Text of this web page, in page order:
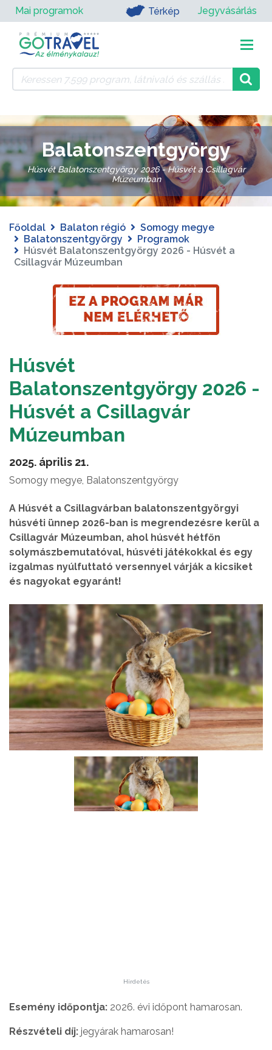
Mai programok Térkép Jegyvásárlás
Balatonszentgyörgy
Húsvét Balatonszentgyörgy 2026 - Húsvét a Csillagvár
Múzeumban
Főoldal Balaton régió
Somogy megye
Balatonszentgyörgy
Programok
Húsvét Balatonszentgyörgy 2026 - Húsvét a
Csillagvár Múzeumban
Húsvét
Balatonszentgyörgy 2026 -
Húsvét a Csillagvár
Múzeumban
2025. április 21.
Somogy megye, Balatonszentgyörgy
A Húsvét a Csillagvárban balatonszentgyörgyi
húsvéti ünnep 2026-ban is megrendezésre kerül a
Csillagvár Múzeumban, ahol húsvét hétfőn
solymászbemutatóval, húsvéti játékokkal és egy
izgalmas nyúlfuttató versennyel várják a kicsiket
és nagyokat egyaránt!
Hirdetés
Esemény időpontja: 2026. évi időpont hamarosan.
Részvételi díj: jegyárak hamarosan!